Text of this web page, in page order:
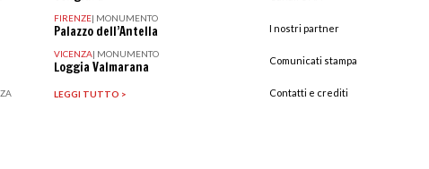
FIRENZE| MONUMENTO
Palazzo dell’Antella
VICENZA| MONUMENTO
Loggia Valmarana
LEGGI TUTTO >
I nostri partner
Comunicati stampa
Contatti e crediti